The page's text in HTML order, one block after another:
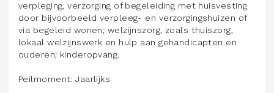
verpleging, verzorging of begeleiding met huisvesting
door bijvoorbeeld verpleeg- en verzorgingshuizen of
via begeleid wonen; welzijnszorg, zoals thuiszorg,
lokaal welzijnswerk en hulp aan gehandicapten en
ouderen; kinderopvang.
Peilmoment: Jaarlijks